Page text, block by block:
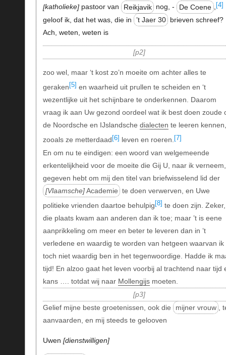
katholieke pastoor van Reikjavik nog, - De Coene , [4]
geloof ik, dat het was, die in ’t Jaer 30 brieven schreef?
Ach, weten, weten is
p2
zoo wel, maar ‘t kost zo’n moeite om achter alles te
geraken [5] en waarheid uit prullen te scheiden en ‘t
wezentlijke uit het schijnbare te onderkennen. Daarom
vraag ik aan Uw gezond oordeel wat ik best doen zoude
de Noordsche en IJslandsche dialecten te leeren kennen,
zooals ze metterdaad [6] leven en roeren. [7]
En om nu te eindigen: een woord van welgemeende
erkentelijkheid voor de moeite die Gij U, naar ik verneem,
gegeven hebt om mij den titel van briefwisselend lid der
Vlaamsche Academie te doen verwerven, en Uwe
politieke vrienden daartoe behulpig [8] te doen zijn. Zeker,
die plaats kwam aan anderen dan ik toe; maar ’t is eene
aanprikkeling om meer en beter te leveren dan in ’t
verledene en waardig te worden van hetgeen waarvan ik
toch niet waardig ben in het tegenwoordige. Hadde ik
tijd! En alzoo gaat het leven voorbij al trachtend naar tijd
kans …. totdat wij naar Mollengijsmoeten.
p3
Gelief mijne beste groetenissen, ook die
mijner vrouw
,
aanvaarden, en mij steeds te gelooven
Uwen dienstwilligen